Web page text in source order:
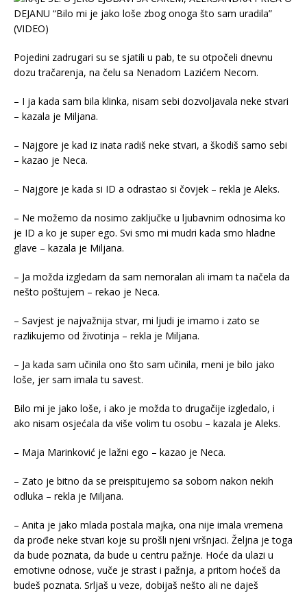
Pojedini zadrugari su se sjatili u pab, te su otpočeli dnevnu
dozu tračarenja, na čelu sa Nenadom Lazićem Necom.
– I ja kada sam bila klinka, nisam sebi dozvoljavala neke stvari
– kazala je Miljana.
– Najgore je kad iz inata radiš neke stvari, a škodiš samo sebi
– kazao je Neca.
– Najgore je kada si ID a odrastao si čovjek – rekla je Aleks.
– Ne možemo da nosimo zaključke u ljubavnim odnosima ko
je ID a ko je super ego. Svi smo mi mudri kada smo hladne
glave – kazala je Miljana.
– Ja možda izgledam da sam nemoralan ali imam ta načela da
nešto poštujem – rekao je Neca.
– Savjest je najvažnija stvar, mi ljudi je imamo i zato se
razlikujemo od životinja – rekla je Miljana.
– Ja kada sam učinila ono što sam učinila, meni je bilo jako
loše, jer sam imala tu savest.
Bilo mi je jako loše, i ako je možda to drugačije izgledalo, i
ako nisam osjećala da više volim tu osobu – kazala je Aleks.
– Maja Marinković je lažni ego – kazao je Neca.
– Zato je bitno da se preispitujemo sa sobom nakon nekih
odluka – rekla je Miljana.
– Anita je jako mlada postala majka, ona nije imala vremena
da prođe neke stvari koje su prošli njeni vršnjaci. Željna je toga
da bude poznata, da bude u centru pažnje. Hoće da ulazi u
emotivne odnose, vuče je strast i pažnja, a pritom hoćeš da
budeš poznata. Srljaš u veze, dobijaš nešto ali ne daješ